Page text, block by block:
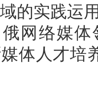
的实践运
网络媒
体人才培